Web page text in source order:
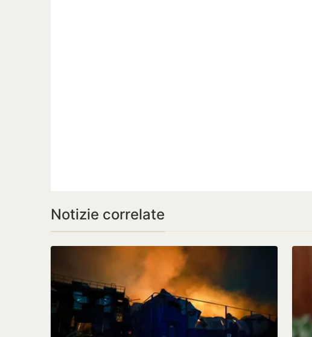
Notizie correlate